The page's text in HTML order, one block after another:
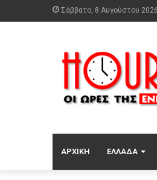
Σάββατο, 8 Αυγούστου 2026
ΑΡΧΙΚΉ ΕΛΛΆΔΑ